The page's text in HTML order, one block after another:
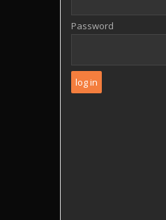
Password